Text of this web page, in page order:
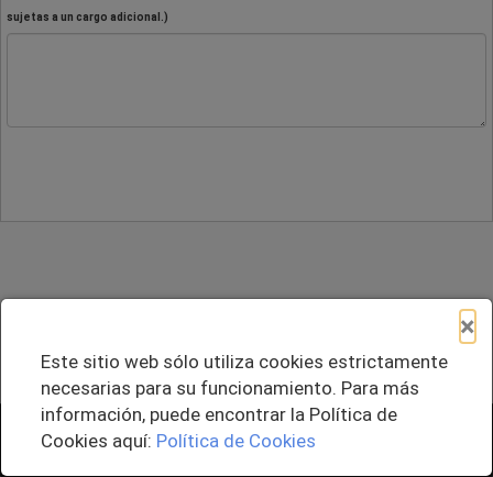
sujetas a un cargo adicional.)
+ Agregar al Pedido
×
Este sitio web sólo utiliza cookies estrictamente
necesarias para su funcionamiento. Para más
información, puede encontrar la Política de
Cookies aquí: Política de Cookies